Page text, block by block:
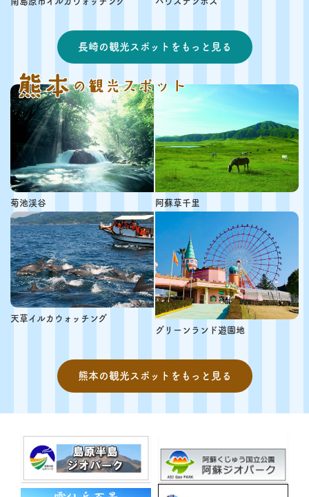
長崎の観光スポットをもっと見る
熊本の観光スポット
菊池渓谷 阿蘇草千里
天草イルカウォッチング
グリーンランド遊園地
熊本の観光スポットをもっと見る